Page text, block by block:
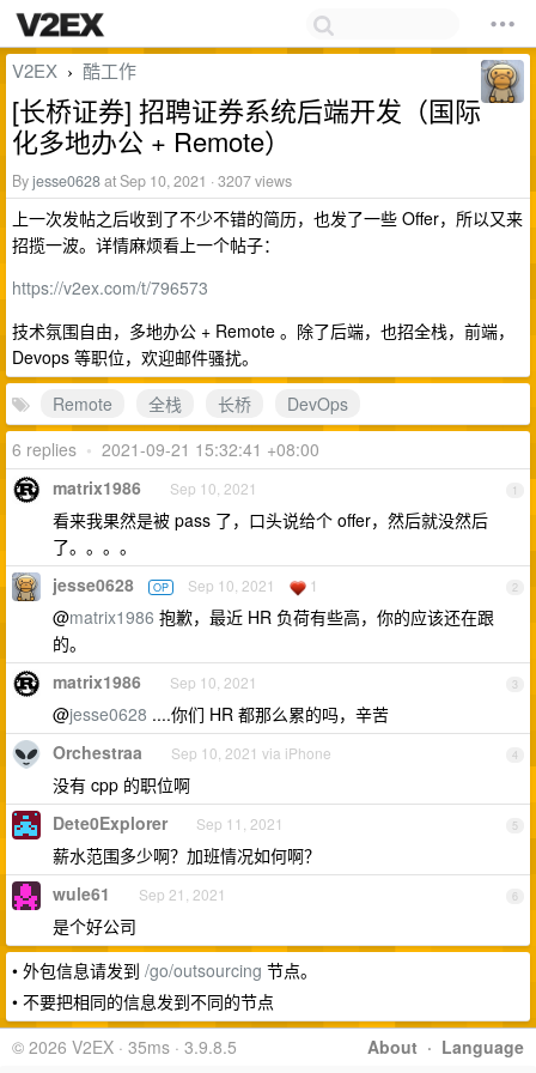
V2EX › 酷工作
[长桥证券] 招聘证券系统后端开发（国际
化多地办公 + Remote）
Byjesse0628at Sep 10, 2021 · 3207 views
上一次发帖之后收到了不少不错的简历，也发了一些 Offer，所以又来
招揽一波。详情麻烦看上一个帖子：
https://v2ex.com/t/796573
技术氛围自由，多地办公 + Remote 。除了后端，也招全栈，前端，
Devops 等职位，欢迎邮件骚扰。
Remote
全栈 长桥
DevOps
6 replies • 2021-09-21 15:32:41 +08:00
1
matrix1986 Sep 10, 2021
看来我果然是被 pass 了，口头说给个 offer，然后就没然后
了。。。。
2
jesse0628 OP Sep 10, 2021 1
@matrix1986 抱歉，最近 HR 负荷有些高，你的应该还在跟
的。
3
matrix1986 Sep 10, 2021
@jesse0628 ....你们 HR 都那么累的吗，辛苦
4
Orchestraa Sep 10, 2021 via iPhone
没有 cpp 的职位啊
5
Dete0Explorer Sep 11, 2021
薪水范围多少啊？加班情况如何啊？
6
wule61 Sep 21, 2021
是个好公司
• 外包信息请发到 /go/outsourcing 节点。
• 不要把相同的信息发到不同的节点
About · Language
© 2026 V2EX · 35ms · 3.9.8.5